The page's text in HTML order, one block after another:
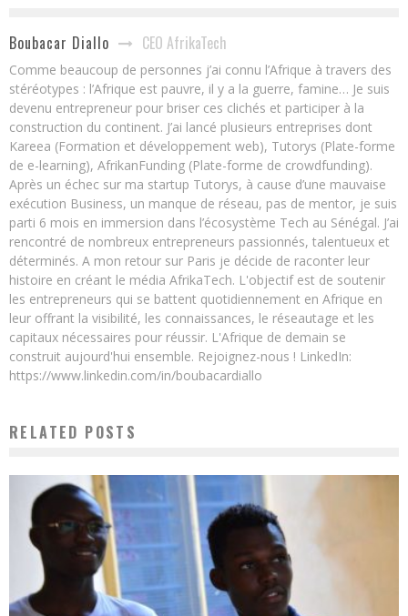
Boubacar Diallo CEO AfrikaTech
Comme beaucoup de personnes j’ai connu l’Afrique à travers des
stéréotypes : l’Afrique est pauvre, il y a la guerre, famine… Je suis
devenu entrepreneur pour briser ces clichés et participer à la
construction du continent. J’ai lancé plusieurs entreprises dont
Kareea (Formation et développement web), Tutorys (Plate-forme
de e-learning), AfrikanFunding (Plate-forme de crowdfunding).
Après un échec sur ma startup Tutorys, à cause d’une mauvaise
exécution Business, un manque de réseau, pas de mentor, je suis
parti 6 mois en immersion dans l’écosystème Tech au Sénégal. J’ai
rencontré de nombreux entrepreneurs passionnés, talentueux et
déterminés. A mon retour sur Paris je décide de raconter leur
histoire en créant le média AfrikaTech. L'objectif est de soutenir
les entrepreneurs qui se battent quotidiennement en Afrique en
leur offrant la visibilité, les connaissances, le réseautage et les
capitaux nécessaires pour réussir. L'Afrique de demain se
construit aujourd'hui ensemble. Rejoignez-nous ! LinkedIn:
https://www.linkedin.com/in/boubacardiallo
RELATED POSTS